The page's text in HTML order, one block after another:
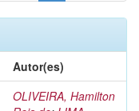
Autor(es)
OLIVEIRA, Hamilton